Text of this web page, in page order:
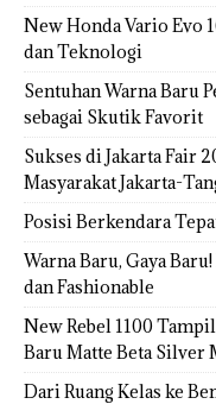
New Honda Vario Evo
dan Teknologi
Sentuhan Warna Baru
sebagai Skutik Favorit
Sukses di Jakarta Fair
Masyarakat Jakarta-
Posisi Berkendara
Warna Baru, Gaya
dan Fashionable
New Rebel 1100
Baru Matte Beta Silver
Dari Ruang Kelas ke